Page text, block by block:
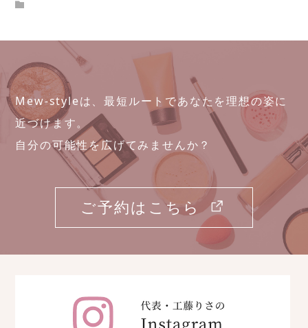
Mew-styleは、最短ルートであなたを理想の姿に
近づけます。
自分の可能性を広げてみませんか？
ご予約はこちら